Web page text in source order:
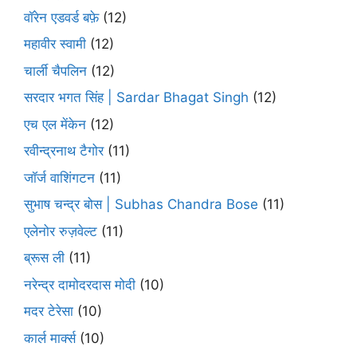
वॉरेन एडवर्ड बफ़े(12)
महावीर स्वामी (12)
चार्ली चैपलिन (12)
सरदार भगत सिंह | Sardar Bhagat Singh (12)
एच एल मेंकेन (12)
रवीन्द्रनाथ टैगोर(11)
जॉर्ज वाशिंगटन (11)
सुभाष चन्द्र बोस | Subhas Chandra Bose (11)
एलेनोर रुज़वेल्ट (11)
ब्रूस ली (11)
नरेन्द्र दामोदरदास मोदी (10)
मदर टेरेसा (10)
कार्ल मार्क्स(10)